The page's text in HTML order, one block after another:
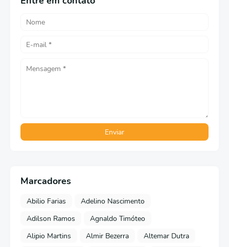
Marcadores
Abilio Farias
Adelino Nascimento
Adilson Ramos
Agnaldo Timóteo
Alipio Martins
Almir Bezerra
Altemar Dutra